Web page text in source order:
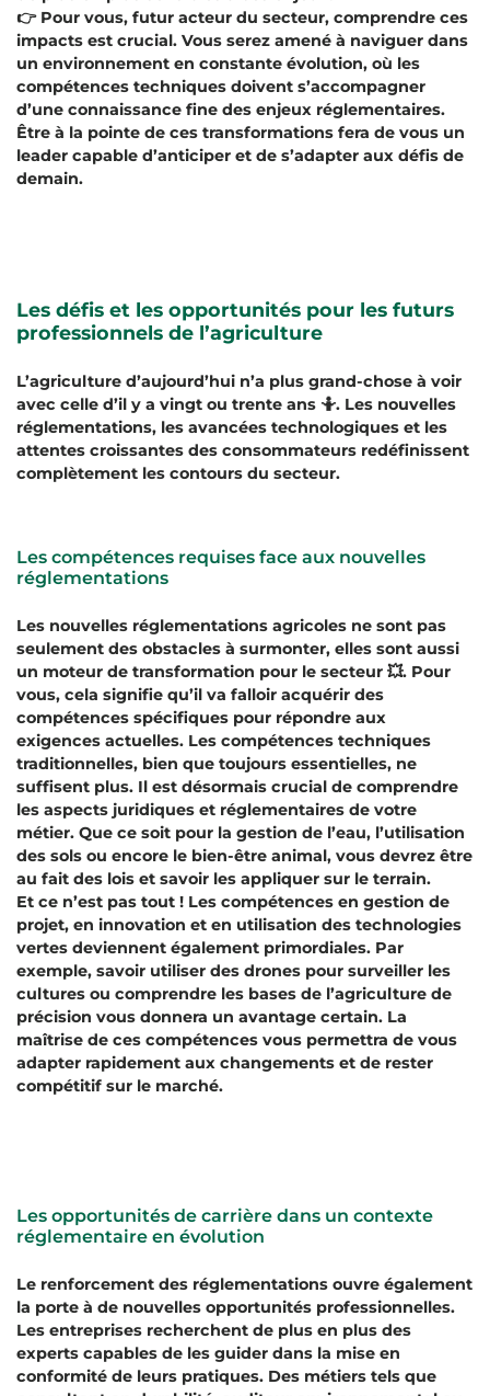
👉 Pour vous, futur acteur du secteur, comprendre ces
impacts est crucial. Vous serez amené à naviguer dans
un environnement en constante évolution, où les
compétences techniques doivent s’accompagner
d’une connaissance fine des enjeux réglementaires.
Être à la pointe de ces transformations fera de vous un
leader capable d’anticiper et de s’adapter aux défis de
demain.
Les défis et les opportunités pour les futurs
professionnels de l’agriculture
L’agriculture d’aujourd’hui n’a plus grand-chose à voir
avec celle d’il y a vingt ou trente ans 🤷. Les nouvelles
réglementations, les avancées technologiques et les
attentes croissantes des consommateurs redéfinissent
complètement les contours du secteur.
Les compétences requises face aux nouvelles
réglementations
Les nouvelles réglementations agricoles ne sont pas
seulement des obstacles à surmonter, elles sont aussi
un moteur de transformation pour le secteur 💥. Pour
vous, cela signifie qu’il va falloir acquérir des
compétences spécifiques pour répondre aux
exigences actuelles. Les compétences techniques
traditionnelles, bien que toujours essentielles, ne
suffisent plus. Il est désormais crucial de comprendre
les aspects juridiques et réglementaires de votre
métier. Que ce soit pour la gestion de l’eau, l’utilisation
des sols ou encore le bien-être animal, vous devrez être
au fait des lois et savoir les appliquer sur le terrain.
Et ce n’est pas tout ! Les compétences en gestion de
projet, en innovation et en utilisation des technologies
vertes deviennent également primordiales. Par
exemple, savoir utiliser des drones pour surveiller les
cultures ou comprendre les bases de l’agriculture de
précision vous donnera un avantage certain. La
maîtrise de ces compétences vous permettra de vous
adapter rapidement aux changements et de rester
compétitif sur le marché.
Les opportunités de carrière dans un contexte
réglementaire en évolution
Le renforcement des réglementations ouvre également
la porte à de nouvelles opportunités professionnelles.
Les entreprises recherchent de plus en plus des
experts capables de les guider dans la mise en
conformité de leurs pratiques. Des métiers tels que